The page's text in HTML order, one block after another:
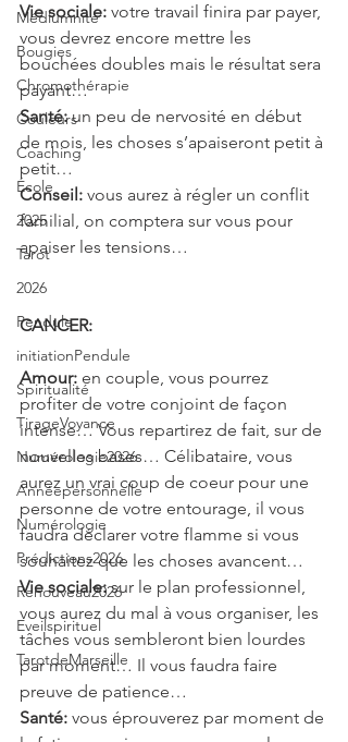
Médiumnité
Bougies
Chromothérapie
Couleurs
Coaching
École
2025
Tarot
2026
Pendule
initiationPendule
Spiritualité
TirageVoyance
Numérologie2026
Annéepersonnelle
Numérologie
Prédictions2026
Renouveau2026
Eveilspirituel
TarotdeMarseille
Vie sociale: votre travail finira par payer,
vous devrez encore mettre les
bouchées doubles mais le résultat sera
payant…
Santé: un peu de nervosité en début
de mois, les choses s’apaiseront petit à
petit…
Conseil: vous aurez à régler un conflit
familial, on comptera sur vous pour
apaiser les tensions…
CANCER:
Amour: en couple, vous pourrez
profiter de votre conjoint de façon
intense… Vous repartirez de fait, sur de
nouvelles bases… Célibataire, vous
aurez un vrai coup de coeur pour une
personne de votre entourage, il vous
faudra déclarer votre flamme si vous
souhaitez que les choses avancent…
Vie sociale: sur le plan professionnel,
vous aurez du mal à vous organiser, les
tâches vous sembleront bien lourdes
par moment… Il vous faudra faire
preuve de patience…
Santé: vous éprouverez par moment de